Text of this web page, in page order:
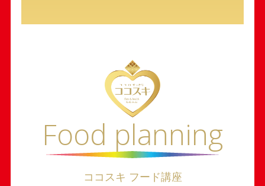
Food planning
ココスキ フード講座